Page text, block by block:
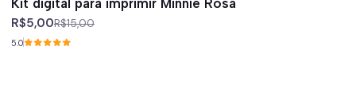
R$5,00R$15,00
5.0